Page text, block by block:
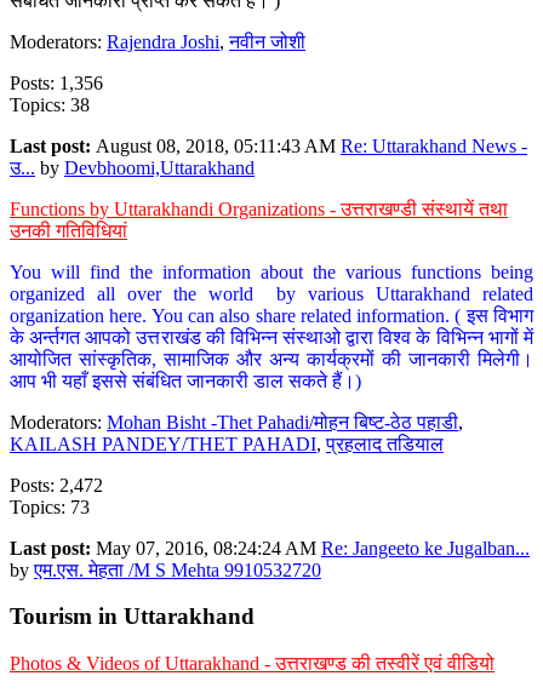
Moderators: Rajendra Joshi,नवीन जोशी
Posts: 1,356
Topics: 38
Last post: August 08, 2018, 05:11:43 AM Re: Uttarakhand News -
उ... by Devbhoomi,Uttarakhand
Functions by Uttarakhandi Organizations - उत्तराखण्डी संस्थायें तथा
उनकी गतिविधियां
You will find the information about the various functions being
organized all over the world by various Uttarakhand related
organization here. You can also share related information. ( इस विभाग
के अर्न्तगत आपको उत्तराखंड की विभिन्न संस्थाओ द्वारा विश्व के विभिन्न भागों में
आयोजित सांस्कृतिक, सामाजिक और अन्य कार्यक्रमों की जानकारी मिलेगी।
आप भी यहाँ इससे संबंधित जानकारी डाल सकते हैं।)
Moderators: Mohan Bisht -Thet Pahadi/मोहन बिष्ट-ठेठ पहाडी,
KAILASH PANDEY/THET PAHADI,प्रहलाद तडियाल
Posts: 2,472
Topics: 73
Last post: May 07, 2016, 08:24:24 AM Re: Jangeeto ke Jugalban...
byएम.एस. मेहता /M S Mehta 9910532720
Tourism in Uttarakhand
Photos & Videos of Uttarakhand - उत्तराखण्ड की तस्वीरें एवं वीडियो